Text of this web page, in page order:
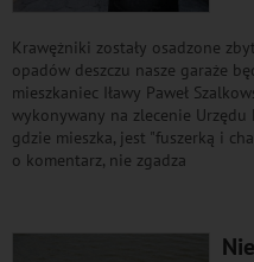
Krawężniki zostały osadzone
opadów deszczu nasze garaże
mieszkaniec Iławy Paweł
wykonywany na zlecenie
gdzie mieszka, jest "fuszerką i
o komentarz, nie zgadza